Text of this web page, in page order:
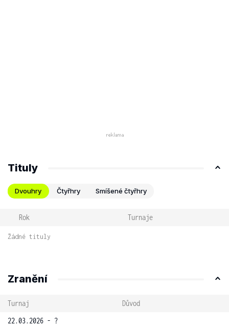
Tituly
Dvouhry Čtyřhry Smíšené čtyřhry
Rok Turnaje
Žádné tituly
Zranění
Turnaj
Důvod
22.03.2026 - ?